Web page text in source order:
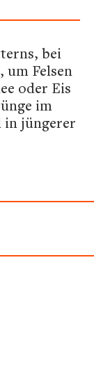
bei
um Felsen
oder Eis
im
jüngerer